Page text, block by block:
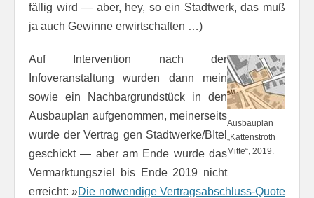
fällig wird — aber, hey, so ein Stadtwerk, das muß
ja auch Gewinne erwirtschaften …)
Ausbauplan
„Kattenstroth
Mitte“, 2019.
Auf Intervention nach der
Infoveranstaltung wurden dann mein
sowie ein Nachbargrundstück in den
Ausbauplan aufgenommen, meinerseits
wurde der Vertrag gen Stadtwerke/BItel
geschickt — aber am Ende wurde das
Vermarktungsziel bis Ende 2019 nicht
erreicht: »Die notwen­dige Ver­trags­ab­schluss-Quote